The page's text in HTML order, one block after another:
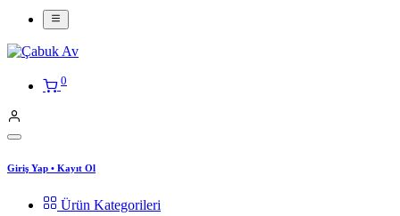
0
Giriş Yap • Kayıt Ol
Ürün Kategorileri